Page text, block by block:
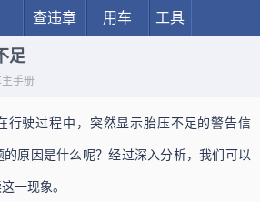
查违章 用车 工具
足
手册
行驶过程中，突然显示胎压不足的警告信
原因是什么呢？经过深入分析，我们可以
一现象。